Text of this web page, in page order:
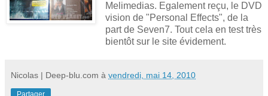
Melimedias. Egalement reçu, le DVD
vision de "Personal Effects", de la
part de Seven7. Tout cela en test très
bientôt sur le site évidement.
Nicolas | Deep-blu.com à vendredi, mai 14, 2010